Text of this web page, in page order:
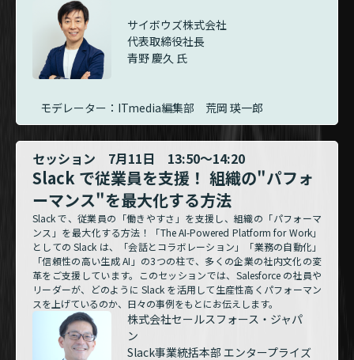
サイボウズ株式会社
代表取締役社長
青野 慶久 氏
モデレーター：ITmedia編集部 荒岡 瑛一郎
セッション 7月11日 13:50～14:20
Slack で従業員を支援！ 組織の"パフォ
ーマンス"を最大化する方法
Slack で、従業員の「働きやすさ」を支援し、組織の「パフォーマ
ンス」を最大化する方法！「The AI-Powered Platform for Work」
としての Slack は、「会話とコラボレーション」「業務の自動化」
「信頼性の高い生成 AI」の3つの柱で、多くの企業の社内文化の変
革をご支援しています。このセッションでは、Salesforce の社員や
リーダーが、どのように Slack を活用して生産性高くパフォーマン
スを上げているのか、日々の事例をもとにお伝えします。
株式会社セールスフォース・ジャパ
ン
Slack事業統括本部 エンタープライズ